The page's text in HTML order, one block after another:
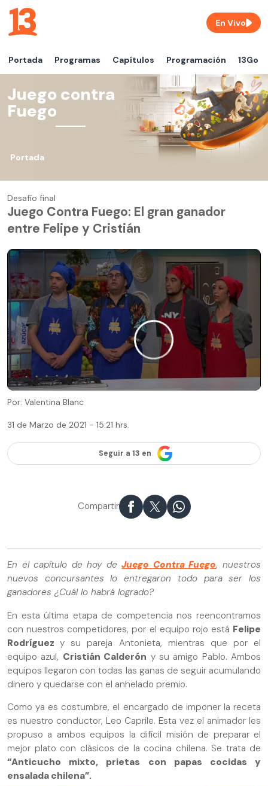
Portada Programas Capítulos Programación 13Go
En Vivo
Juego contra
Fuego
Portada
Desafío final
Juego Contra Fuego: El gran ganador
entre Felipe y Cristián
Por: Valentina Blanc
31 de Marzo de 2021 - 15:21 hrs.
Seguir a 13 en
Compartir
En el capítulo de hoy deJuego Contra Fuego, nuestros
nuevos concursantes lo entregaron todo para ser los
ganadores ¿Cuál lo habrá logrado?
En esta última etapa de competencia nos reencontramos
con nuestros competidores, por el equipo rojo está Felipe
Rodríguezy su pareja Antonieta, mientras que por el
equipo azul, Cristián Calderón y su amigo Pablo. Ambos
equipos llegaron con todas las ganas de seguir acumulando
dinero y quedarse con el anhelado premio.
Como ya es costumbre, el encargado de imponer la receta
es nuestro conductor, Leo Caprile. Esta vez el animador les
propuso a ambos equipos la difícil misión de preparar el
mejor plato con clásicos de la cocina chilena. Se trata de
“Anticucho mixto, prietas con papas cocidas y
ensalada chilena”.